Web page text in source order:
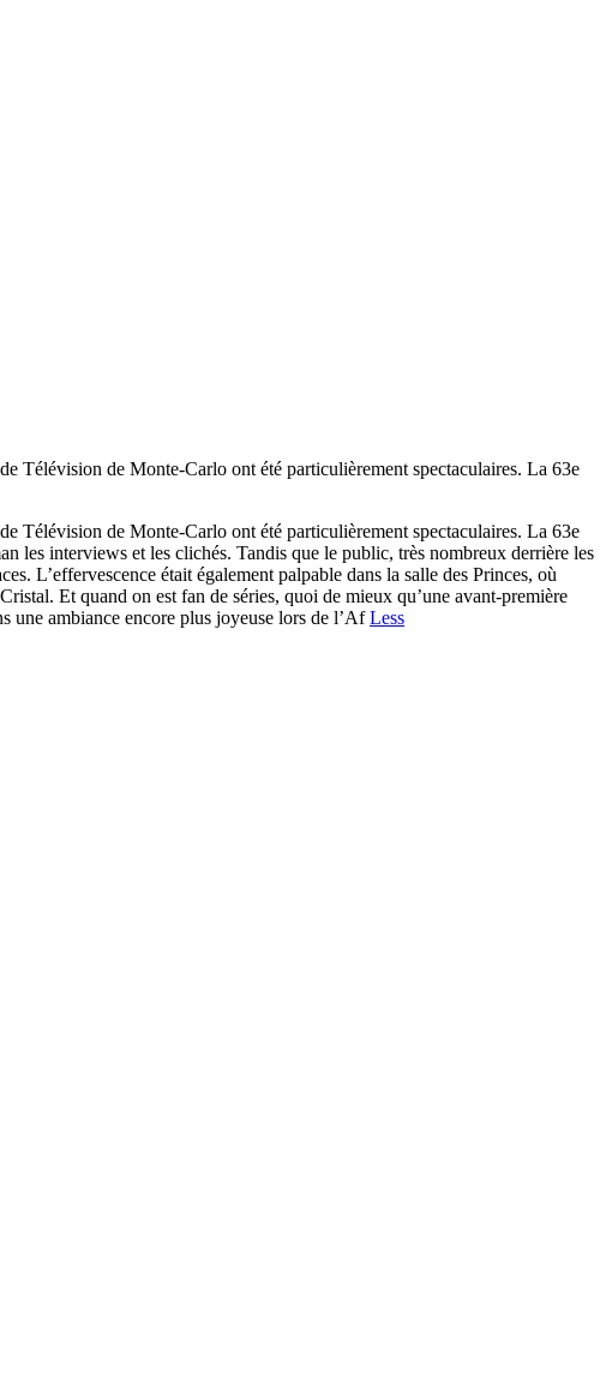
Télévision de Monte-Carlo ont été particulièrement spectaculaires. La 63e
Télévision de Monte-Carlo ont été particulièrement spectaculaires. La 63e
les interviews et les clichés. Tandis que le public, très nombreux derrière les
L’effervescence était également palpable dans la salle des Princes, où
Et quand on est fan de séries, quoi de mieux qu’une avant-première
une ambiance encore plus joyeuse lors de l’AfLess